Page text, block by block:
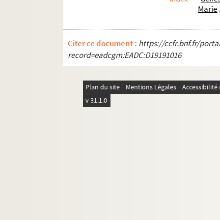
T. [Titre absent ou non renseigné]
V. [Titre absent ou non renseigné]
W. [Titre absent ou non renseigné]
Marie
Citer ce document : https://ccfr.bnf.fr/
record=eadcgm:EADC:D19191016
Plan du site Mentions Légales
v 31.1.0